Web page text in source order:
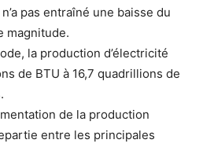
pas entraîné une baisse du
magnitude.
la production d’électricité
de BTU à 16,7 quadrillions de
de la production
entre les principales